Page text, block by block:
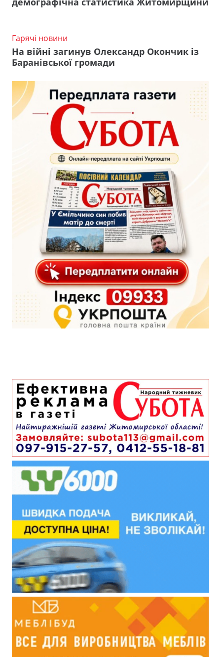
Гарячі новини
На війні загинув Олександр Окончик із
Баранівської громади